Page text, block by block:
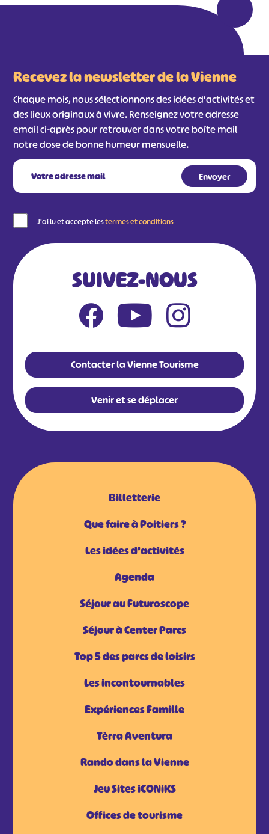
Recevez la newsletter de la Vienne
Chaque mois, nous sélectionnons des idées d'activités et
des lieux originaux à vivre. Renseignez votre adresse
email ci-après pour retrouver dans votre boîte mail
notre dose de bonne humeur mensuelle.
J'ai lu et accepte lestermes et conditions
SUIVEZ-NOUS
Contacter la Vienne Tourisme
Venir et se déplacer
Billetterie
Que faire à Poitiers ?
Les idées d'activités
Agenda
Séjour au Futuroscope
Séjour à Center Parcs
Top 5 des parcs de loisirs
Les incontournables
Expériences Famille
Tèrra Aventura
Rando dans la Vienne
Jeu Sites iCONiKS
Offices de tourisme
# #
#
#
#